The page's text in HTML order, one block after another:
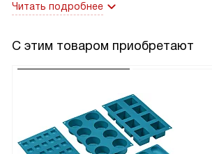
Читать подробнее
С этим товаром приобретают